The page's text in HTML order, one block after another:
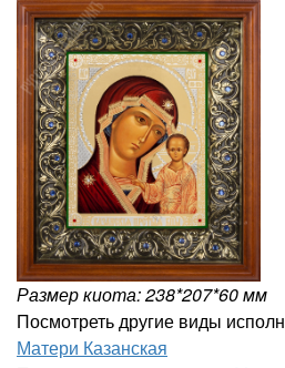
Размер киота: 238*207*60 мм
Посмотреть другие виды
Матери Казанская